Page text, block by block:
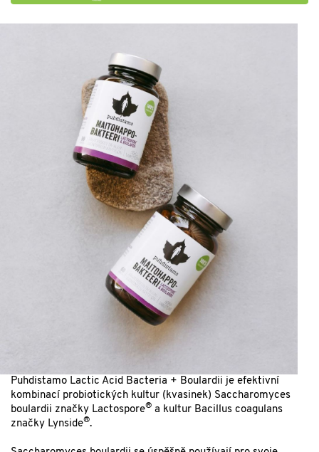
Puhdistamo Lactic Acid Bacteria + Boulardii je efektivní
kombinací probiotických kultur (kvasinek) Saccharomyces
boulardii značky Lactospore® a kultur Bacillus coagulans
značky Lynside®.